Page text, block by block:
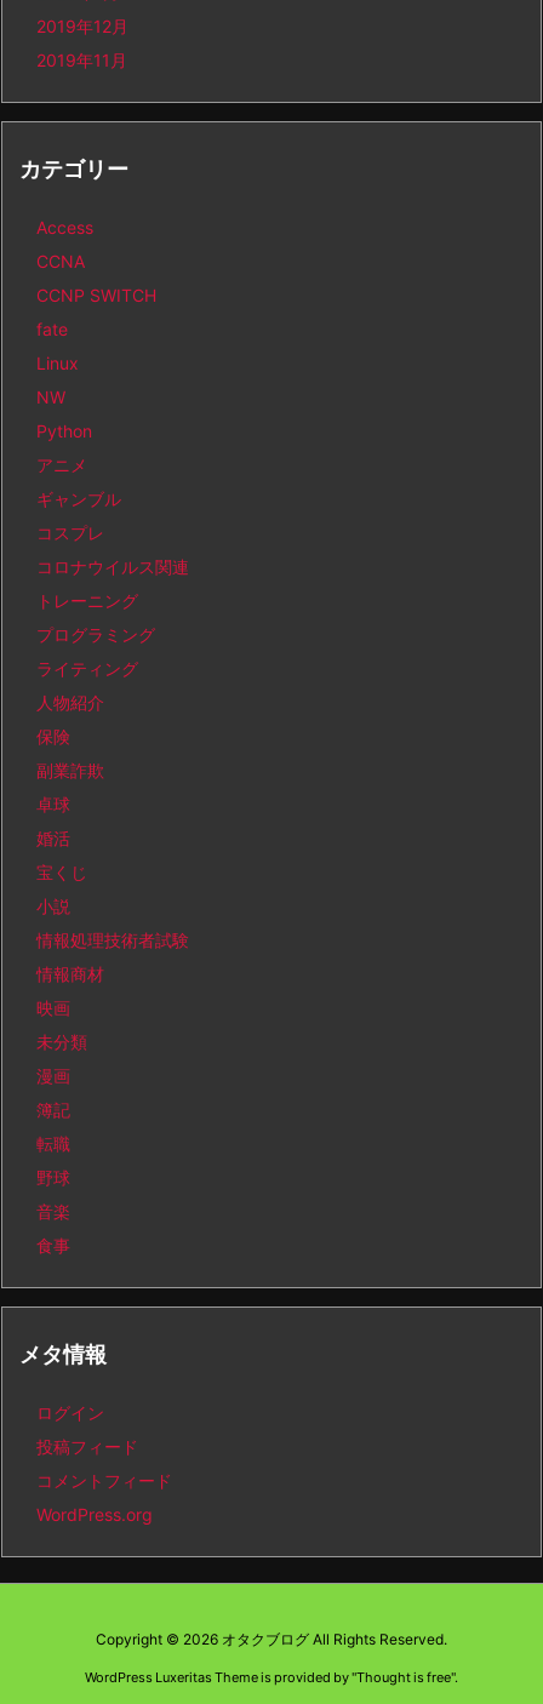
2019年12月
2019年11月
カテゴリー
Access
CCNA
CCNP SWITCH
fate
Linux
NW
Python
アニメ
ギャンブル
コスプレ
コロナウイルス関連
トレーニング
プログラミング
ライティング
人物紹介
保険
副業詐欺
卓球
婚活
宝くじ
小説
情報処理技術者試験
情報商材
映画
未分類
漫画
簿記
転職
野球
音楽
食事
メタ情報
ログイン
投稿フィード
コメントフィード
WordPress.org
Copyright © 2026 オタクブログ All Rights Reserved.
WordPress Luxeritas Theme is provided by "Thought is free".